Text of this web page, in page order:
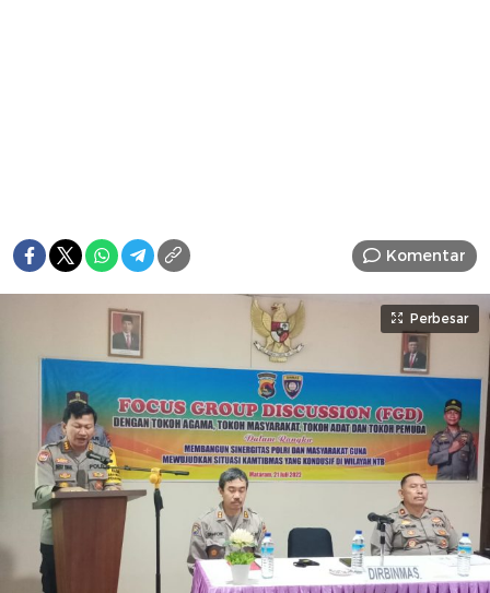
Komentar
Perbesar